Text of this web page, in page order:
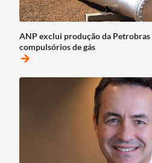
ANP exclui produção da
compulsórios de gás
arrow_forward